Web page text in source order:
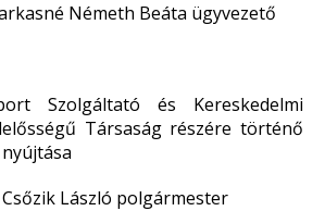
Németh Beáta ügyvezető
Szolgáltató és Kereskedelmi
Társaság részére történő
László polgármester